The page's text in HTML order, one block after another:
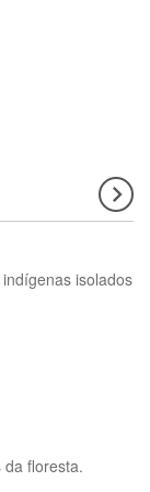
isolados
floresta.